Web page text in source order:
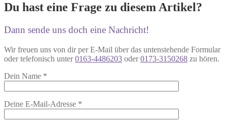
Du hast eine Frage zu diesem Artikel?
Dann sende uns doch eine Nachricht!
Wir freuen uns von dir per E-Mail über das untenstehende Formular
oder telefonisch unter0163-4486203 oder0173-3150268 zu hören.
Dein Name *
Deine E-Mail-Adresse *